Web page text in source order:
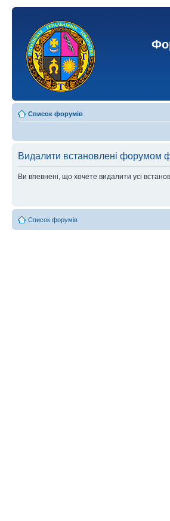
Список форумів
Видалити встановлені форумом
Ви впевнені, що хочете видалити усі
Список форумів